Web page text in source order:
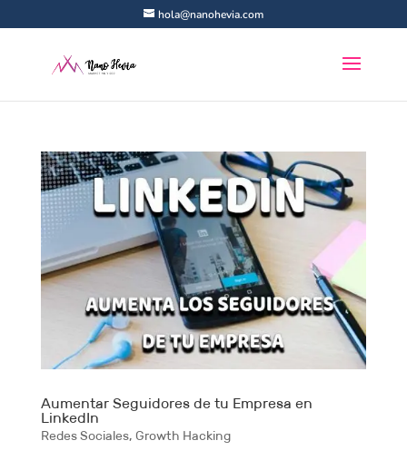
hola@nanohevia.com
Aumentar Seguidores de tu Empresa en
LinkedIn
Redes Sociales, Growth Hacking